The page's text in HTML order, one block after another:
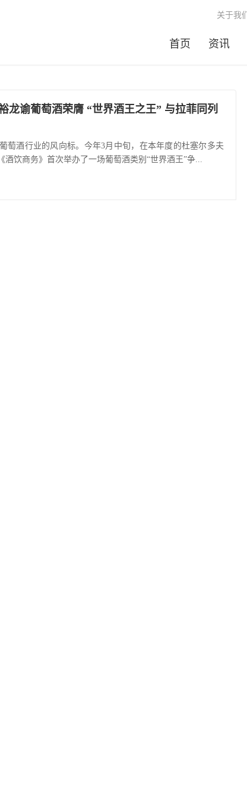
首页 资讯
关于我们
龙谕葡萄酒荣膺 “世界酒王之王” 与拉菲同列
酒行业的风向标。今年3月中旬，在本年度的杜塞尔多夫
酒饮商务》首次举办了一场葡萄酒类别“世界酒王”争...